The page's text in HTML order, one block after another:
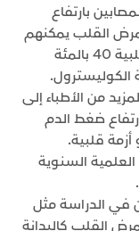
بارتفاع
القلب يمكنهم
خفض خطر الإصابة بالجلطات والنوبات القلبية 40 بالمئة
من الأطباء إلى
ضغط الدم
قلبية.
السنوية
الدراسة مثل
القلب كالبدانة